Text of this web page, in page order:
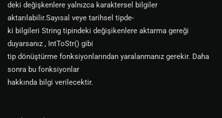
deki değişkenlere yalnızca karaktersel bilgiler
aktarılabilir.Sayısal veye tarihsel tipde-
ki bilgileri String tipindeki değişikenlere aktarma gereği
duyarsanız , IntToStr() gibi
tip dönüştürme fonksiyonlarından yaralanmanız gerekir. Daha
sonra bu fonksiyonlar
hakkında bilgi verilecektir.